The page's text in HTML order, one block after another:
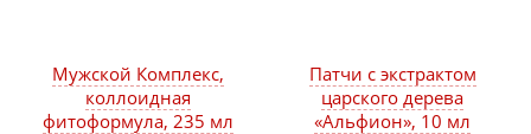
Мужской Комплекс,
коллоидная
фитоформула, 235 мл
Патчи с экстрактом
царского дерева
«Альфион», 10 мл